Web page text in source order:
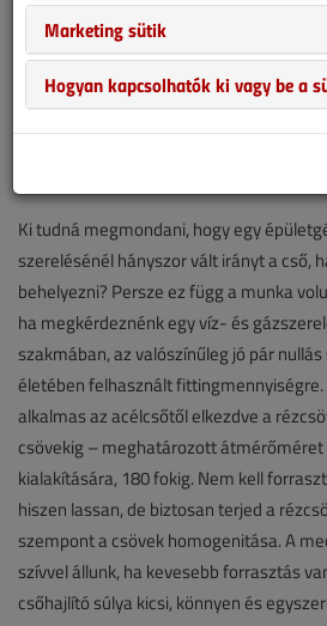
Ki tudná megmondani, hogy egy
szerelésénél hányszor vált irányt a cső,
behelyezni? Persze ez függ a munka
ha megkérdeznénk egy víz- és
szakmában, az valószínűleg jó pár
életében felhasznált
alkalmas az acélcsőtől elkezdve a
csövekig – meghatározott átmérőméret
kialakítására, 180 fokig. Nem kell
hiszen lassan, de biztosan terjed a
szempont a csövek homogenitása. A
szívvel állunk, ha kevesebb forrasztás
csőhajlító súlya kicsi, könnyen és
Marketing sütik
Hogyan kapcsolhatók ki vagy be a